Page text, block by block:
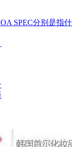
SPEC分别是指